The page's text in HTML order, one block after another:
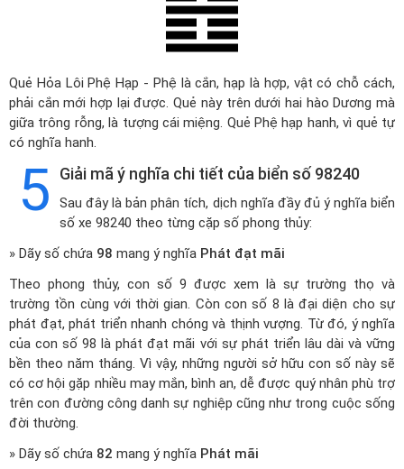
Quẻ Hỏa Lôi Phệ Hạp - Phệ là cắn, hạp là hợp, vật có chỗ cách,
phải cắn mới hợp lại được. Quẻ này trên dưới hai hào Dương mà
giữa trông rỗng, là tượng cái miệng. Quẻ Phệ hạp hanh, vì quẻ tự
có nghĩa hanh.
5 Giải mã ý nghĩa chi tiết của biển số 98240
Sau đây là bản phân tích, dịch nghĩa đầy đủ ý nghĩa biển
số xe 98240 theo từng cặp số phong thủy:
» Dãy số chứa 98 mang ý nghĩa Phát đạt mãi
Theo phong thủy, con số 9 được xem là sự trường thọ và
trường tồn cùng với thời gian. Còn con số 8 là đại diện cho sự
phát đạt, phát triển nhanh chóng và thịnh vượng. Từ đó, ý nghĩa
của con số 98 là phát đạt mãi với sự phát triển lâu dài và vững
bền theo năm tháng. Vì vậy, những người sở hữu con số này sẽ
có cơ hội gặp nhiều may mắn, bình an, dễ được quý nhân phù trợ
trên con đường công danh sự nghiệp cũng như trong cuộc sống
đời thường.
» Dãy số chứa 82 mang ý nghĩa Phát mãi